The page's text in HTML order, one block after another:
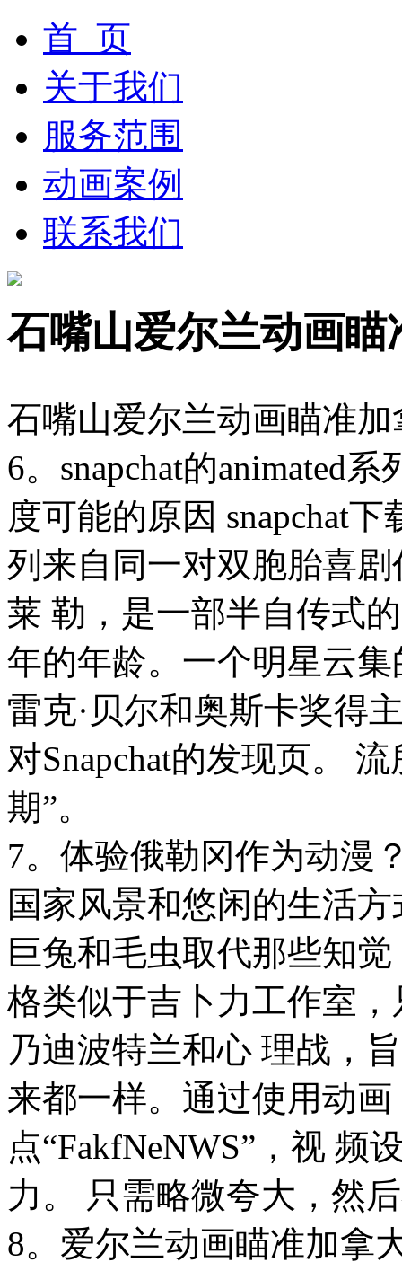
首 页
关于我们
服务范围
动画案例
联系我们
石嘴山爱尔兰动画瞄
石嘴山爱尔兰动画瞄准
6。snapchat的animated
度可能的原因 snapchat
列来自同一对双胞胎喜
莱 勒，是一部半自传式
年的年龄。一个明星云
雷克·贝尔和奥斯卡奖得
对Snapchat的发现页。
期”。
7。体验俄勒冈作为动漫
国家风景和悠闲的生活
巨兔和毛虫取代那些知
格类似于吉卜力工作室
乃迪波特兰和心 理战，
来都一样。通过使用动
点“FakfNeNWS”，视 频
力。 只需略微夸大，然
8。爱尔兰动画瞄准加拿